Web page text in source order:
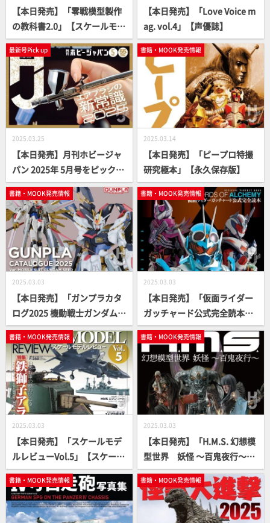
【本日発売】「零戦模型製作
の教科書2.0」【スケールモデ
ル】
【本日発売】「Love Voice m
ag. vol.4」【声優誌】
最新号Pick up
2025.03.25
【本日発売】月刊ホビージャ
パン 2025年 5月号をピックア
ップ！
書籍・MOOK発売情報
2025.03.14
【本日発売】「ピープロ特撮
研究極本」【永久保存版】
書籍・MOOK発売情報
2025.03.03
【本日発売】「ガンプラカタ
ログ2025 機動戦士ガンダムS
EED編」【ガンダム】
書籍・MOOK発売情報
2025.03.03
【本日発売】「仮面ライダー
ガッチャード公式完全読本」
【仮面ライダー】
書籍・MOOK発売情報
2025.03.03
【本日発売】「スケールモデ
ルレビューVol.5」【スケール
モデル】
書籍・MOOK発売情報
2025.03.03
【本日発売】「H.M.S. 幻想模
型世界 妖怪 ～百鬼夜行～」
【立体造形ムック】
書籍・MOOK発売情報 書籍・MOOK発売情報